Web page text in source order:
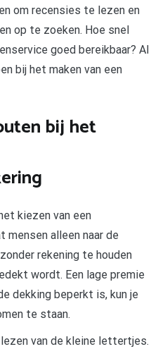
om recensies te lezen en
op te zoeken. Hoe snel
goed bereikbaar? Al
bij het maken van een
bij het
kiezen van een
mensen alleen naar de
rekening te houden
wordt. Een lage premie
dekking beperkt is, kun je
te staan.
van de kleine lettertjes.